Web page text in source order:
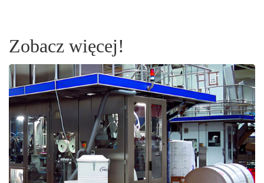
Zobacz więcej!